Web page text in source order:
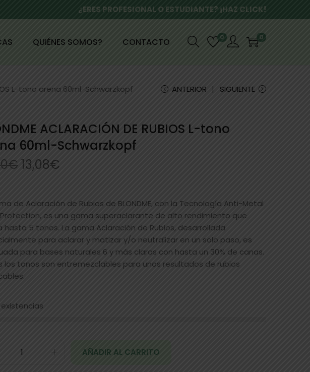
¿ERES PROFESIONAL O ESTUDIANTE? ¡HAZ CLICK!
QUIÉNES SOMOS? CONTACTO 0 0
L-tono arena 60ml-Schwarzkopf ANTERIOR SIGUIENTE
ACLARACIÓN DE RUBIOS L-tono
60ml-Schwarzkopf
€13,08€
de Aclaración de Rubios de BLONDME, con la Tecnología Anti-Metal
es una gama superaclarante de alto rendimiento que
hasta 5 tonos. La gama Aclaración de Rubios, desarrollada
para aclarar y matizar y/o neutralizar en un solo paso, es
para bases naturales 6 y más claras con hasta un 30% de canas.
los tonos son entremezclables para unos resultados de rubios
existencias
AÑADIR AL CARRITO